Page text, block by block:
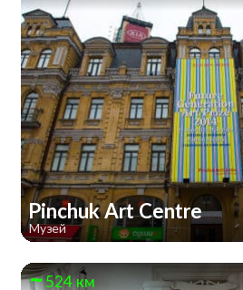
Pinchuk Art Centre
Музей
524 км